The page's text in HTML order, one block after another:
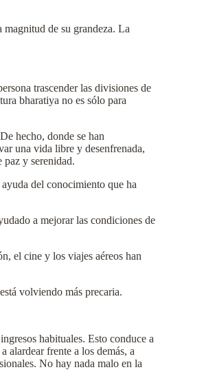
magnitud de su grandeza. La
trascender las divisiones de
bharatiya no es sólo para
hecho, donde se han
una vida libre y desenfrenada,
paz y serenidad.
del conocimiento que ha
a mejorar las condiciones de
el cine y los viajes aéreos han
volviendo más precaria.
habituales. Esto conduce a
alardear frente a los demás, a
No hay nada malo en la